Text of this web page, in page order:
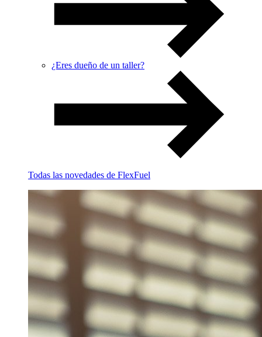
¿Eres dueño de un taller?
Todas las novedades de FlexFuel